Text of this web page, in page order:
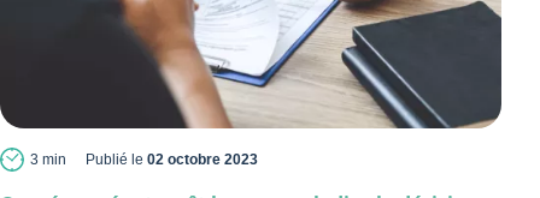
3 min Publié le 02 octobre 2023